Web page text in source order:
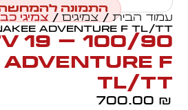
התמונה
עמוד הבית/ צמיגים / צמיגי
ADVENTURE F TL/TT
57V
F
TL/TT
700.00 ₪